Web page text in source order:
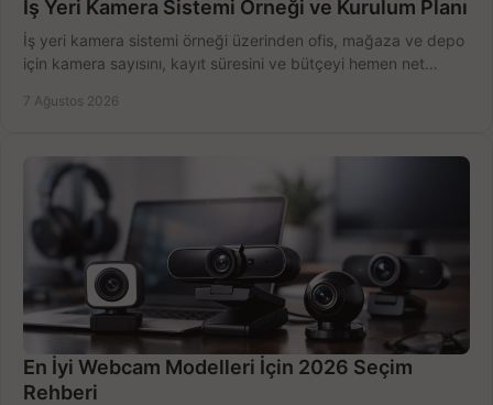
İş Yeri Kamera Sistemi Örneği ve Kurulum Planı
İş yeri kamera sistemi örneği üzerinden ofis, mağaza ve depo
için kamera sayısını, kayıt süresini ve bütçeyi hemen net
7 Ağustos 2026
En İyi Webcam Modelleri İçin 2026 Seçim
Rehberi